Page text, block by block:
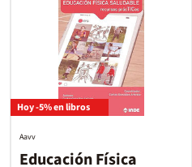
Hoy -5% en libros
Educación Física
Aavv